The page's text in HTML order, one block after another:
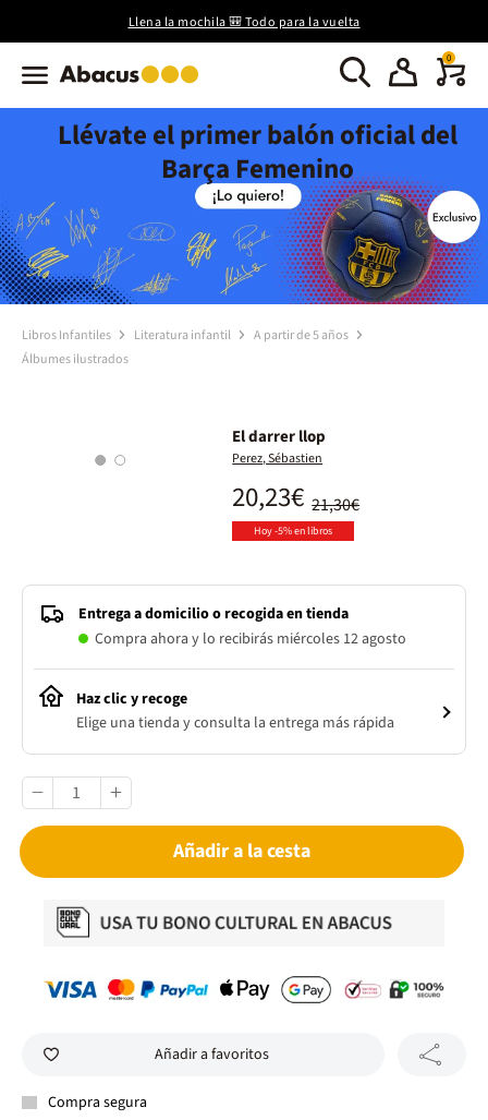
Llena la mochila 🎒 Todo para la vuelta
0
Llévate el primer balón oficial del
Barça Femenino
Libros Infantiles Literatura infantil
A partir de 5 años
Álbumes ilustrados
1 2
El darrer llop
Perez, Sébastien
21,30€
20,23€
Hoy -5% en libros
Entrega a domicilio o recogida en tienda
Compra ahora y lo recibirás miércoles 12 agosto
Haz clic y recoge
Elige una tienda y consulta la entrega más rápida
Añadir a la cesta
Añadir a favoritos
Compra segura